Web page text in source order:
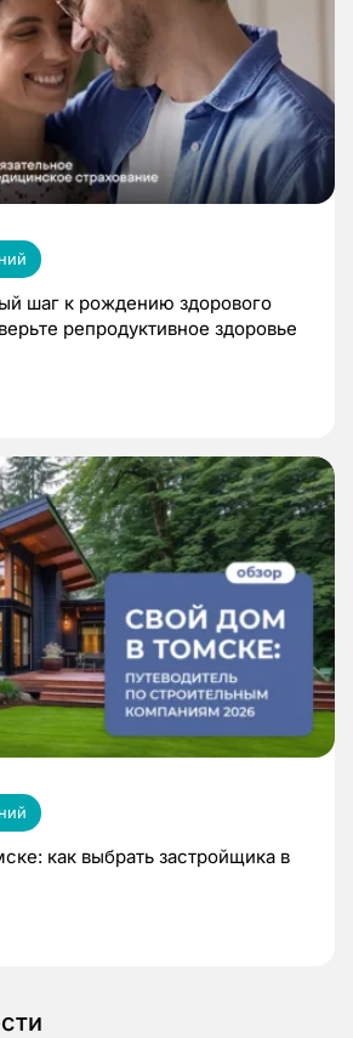
шаг к рождению здорового
репродуктивное здоровье
как выбрать застройщика в